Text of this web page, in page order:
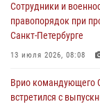
выпуска «Легенды
07 августа 2026, 12:00
Представители ФСБ
Кузнецова
07 августа 2026, 12:00
Сотрудники и
правопорядок при
Санкт-Петербурге
13 июля 2026, 08:08
Врио командующего
встретился с